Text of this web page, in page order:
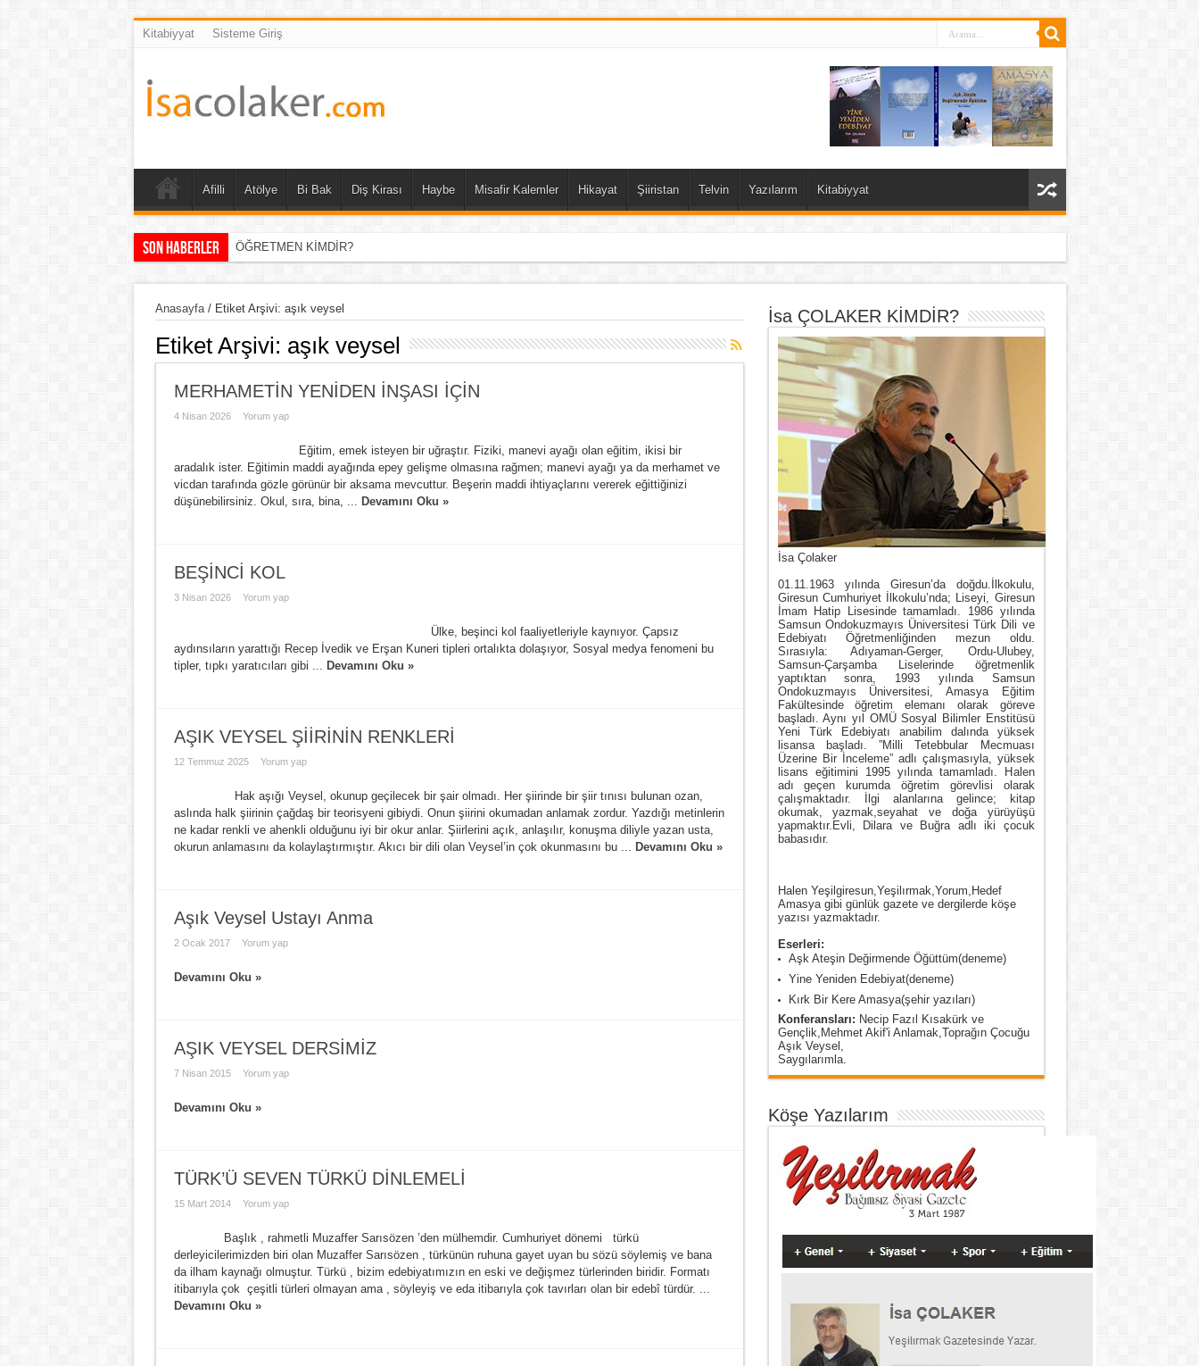
Kitabiyyat Sisteme Giriş
Afilli Atölye Bi Bak Diş Kirası Haybe Misafir Kalemler Hikayat Şiiristan Telvin Yazılarım Kitabiyyat
Son Haberler GİRESUNLU BİR DEĞER: AYDIN ALİUSTAOĞLU
Anasayfa/ Etiket Arşivi: aşık veysel
Etiket Arşivi: aşık veysel
MERHAMETİN YENİDEN İNŞASI İÇİN
4 Nisan 2026 Yorum yap
Eğitim, emek isteyen bir uğraştır. Fiziki, manevi ayağı olan eğitim, ikisi bir
aradalık ister. Eğitimin maddi ayağında epey gelişme olmasına rağmen; manevi ayağı ya da merhamet ve
vicdan tarafında gözle görünür bir aksama mevcuttur. Beşerin maddi ihtiyaçlarını vererek eğittiğinizi
düşünebilirsiniz. Okul, sıra, bina, ... Devamını Oku »
BEŞİNCİ KOL
3 Nisan 2026 Yorum yap
Ülke, beşinci kol faaliyetleriyle kaynıyor. Çapsız
aydınsıların yarattığı Recep İvedik ve Erşan Kuneri tipleri ortalıkta dolaşıyor, Sosyal medya fenomeni bu
tipler, tıpkı yaratıcıları gibi ... Devamını Oku »
AŞIK VEYSEL ŞİİRİNİN RENKLERİ
12 Temmuz 2025 Yorum yap
Hak aşığı Veysel, okunup geçilecek bir şair olmadı. Her şiirinde bir şiir tınısı bulunan ozan,
aslında halk şiirinin çağdaş bir teorisyeni gibiydi. Onun şiirini okumadan anlamak zordur. Yazdığı metinlerin
ne kadar renkli ve ahenkli olduğunu iyi bir okur anlar. Şiirlerini açık, anlaşılır, konuşma diliyle yazan usta,
okurun anlamasını da kolaylaştırmıştır. Akıcı bir dili olan Veysel’in çok okunmasını bu ... Devamını Oku »
Aşık Veysel Ustayı Anma
2 Ocak 2017 Yorum yap
Devamını Oku »
AŞIK VEYSEL DERSİMİZ
7 Nisan 2015 Yorum yap
Devamını Oku »
TÜRK’Ü SEVEN TÜRKÜ DİNLEMELİ
15 Mart 2014 Yorum yap
Başlık , rahmetli Muzaffer Sarısözen ’den mülhemdir. Cumhuriyet dönemi türkü
derleyicilerimizden biri olan Muzaffer Sarısözen , türkünün ruhuna gayet uyan bu sözü söylemiş ve bana
da ilham kaynağı olmuştur. Türkü , bizim edebiyatımızın en eski ve değişmez türlerinden biridir. Formatı
itibarıyla çok çeşitli türleri olmayan ama , söyleyiş ve eda itibarıyla çok tavırları olan bir edebî türdür. ...
Devamını Oku »
İsa ÇOLAKER KİMDİR?
İsa Çolaker
01.11.1963 yılında Giresun’da doğdu.İlkokulu,
Giresun Cumhuriyet İlkokulu’nda; Liseyi, Giresun
İmam Hatip Lisesinde tamamladı. 1986 yılında
Samsun Ondokuzmayıs Üniversitesi Türk Dili ve
Edebiyatı Öğretmenliğinden mezun oldu.
Sırasıyla: Adıyaman-Gerger, Ordu-Ulubey,
Samsun-Çarşamba Liselerinde öğretmenlik
yaptıktan sonra, 1993 yılında Samsun
Ondokuzmayıs Üniversitesi, Amasya Eğitim
Fakültesinde öğretim elemanı olarak göreve
başladı. Aynı yıl OMÜ Sosyal Bilimler Enstitüsü
Yeni Türk Edebiyatı anabilim dalında yüksek
lisansa başladı. ”Milli Tetebbular Mecmuası
Üzerine Bir İnceleme” adlı çalışmasıyla, yüksek
lisans eğitimini 1995 yılında tamamladı. Halen
adı geçen kurumda öğretim görevlisi olarak
çalışmaktadır. İlgi alanlarına gelince; kitap
okumak, yazmak,seyahat ve doğa yürüyüşü
yapmaktır.Evli, Dilara ve Buğra adlı iki çocuk
babasıdır.
Halen Yeşilgiresun,Yeşilırmak,Yorum,Hedef
Amasya gibi günlük gazete ve dergilerde köşe
yazısı yazmaktadır.
Eserleri:
Aşk Ateşin Değirmende Öğüttüm(deneme)
Yine Yeniden Edebiyat(deneme)
Kırk Bir Kere Amasya(şehir yazıları)
Konferansları: Necip Fazıl Kısakürk ve
Gençlik,Mehmet Akif'i Anlamak,Toprağın Çocuğu
Aşık Veysel,
Saygılarımla.
Köşe Yazılarım